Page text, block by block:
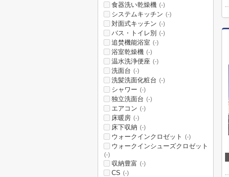
食器洗い乾燥機 (-)
システムキッチン (-)
対面式キッチン (-)
バス・トイレ別 (-)
追焚機能浴室 (-)
浴室乾燥機 (-)
温水洗浄便座 (-)
洗面台 (-)
洗髪洗面化粧台 (-)
シャワー (-)
独立洗面台 (-)
エアコン (-)
床暖房 (-)
床下収納 (-)
ウォークインクロゼット (-)
ウォークインシューズクロゼット
(-)
収納豊富 (-)
CS (-)